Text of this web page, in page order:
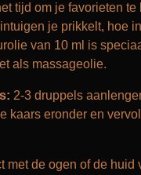
tijd om je favorieten
je prikkelt, hoe
van 10 ml is
als massageolie.
2-3 druppels
kaars eronder en
met de ogen of de